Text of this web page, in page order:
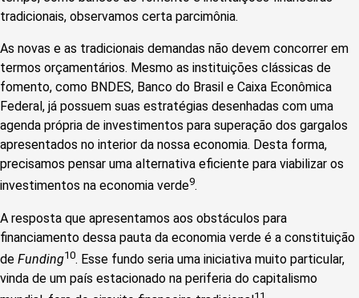
tradicionais, observamos certa parcimônia.
As novas e as tradicionais demandas não devem concorrer em
termos orçamentários. Mesmo as instituições clássicas de
fomento, como BNDES, Banco do Brasil e Caixa Econômica
Federal, já possuem suas estratégias desenhadas com uma
agenda própria de investimentos para superação dos gargalos
apresentados no interior da nossa economia. Desta forma,
precisamos pensar uma alternativa eficiente para viabilizar os
investimentos na economia verde9.
A resposta que apresentamos aos obstáculos para
financiamento dessa pauta da economia verde é a constituição
de Funding10. Esse fundo seria uma iniciativa muito particular,
vinda de um país estacionado na periferia do capitalismo